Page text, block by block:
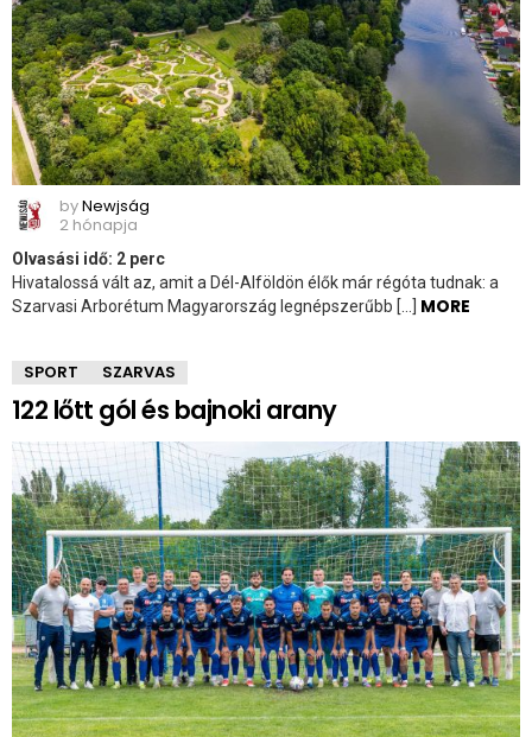
byNewjság
2 hónapja
Olvasási idő: 2 perc
Hivatalossá vált az, amit a Dél-Alföldön élők már régóta tudnak: a
Szarvasi Arborétum Magyarország legnépszerűbb […] MORE
SPORT SZARVAS
122 lőtt gól és bajnoki arany